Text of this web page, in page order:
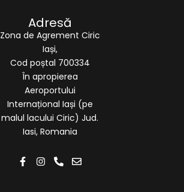
Adresă
Zona de Agrement Ciric
Iași,
Cod poștal 700334
În apropierea
Aeroportului
Internațional Iași (pe
malul lacului Ciric) Jud.
Iasi, Romania